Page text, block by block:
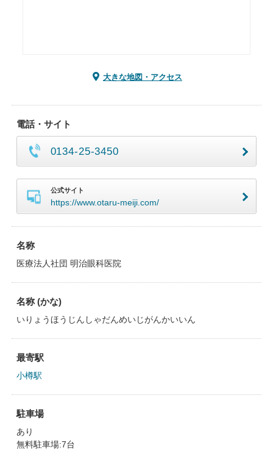
大きな地図・アクセス
電話・サイト
0134-25-3450
公式サイト
https://www.otaru-meiji.com/
名称
医療法人社団 明治眼科医院
名称 (かな)
いりょうほうじんしゃだんめいじがんかいいん
最寄駅
小樽駅
駐車場
あり
無料駐車場:7台